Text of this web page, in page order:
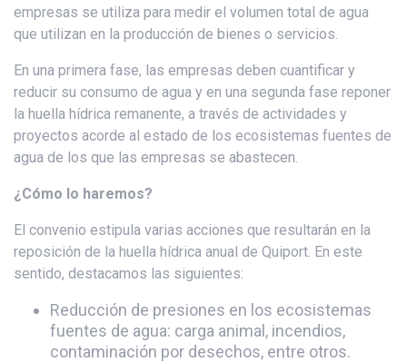
empresas se utiliza para medir el volumen total de agua
que utilizan en la producción de bienes o servicios.
En una primera fase, las empresas deben cuantificar y
reducir su consumo de agua y en una segunda fase reponer
la huella hídrica remanente, a través de actividades y
proyectos acorde al estado de los ecosistemas fuentes de
agua de los que las empresas se abastecen.
¿Cómo lo haremos?
El convenio estipula varias acciones que resultarán en la
reposición de la huella hídrica anual de Quiport. En este
sentido, destacamos las siguientes:
Reducción de presiones en los ecosistemas
fuentes de agua: carga animal, incendios,
contaminación por desechos, entre otros.